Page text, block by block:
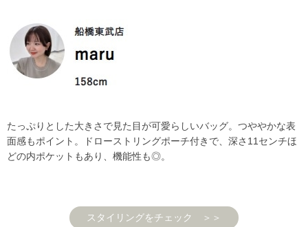
たっぷりとした大きさで見た目が可愛らしいバッグ。つややかな表
面感もポイント。ドローストリングポーチ付きで、深さ11センチほ
どの内ポケットもあり、機能性も◎。
スタイリングをチェック ＞＞